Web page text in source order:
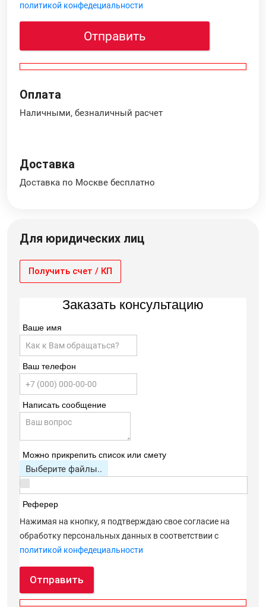
политикой конфедециальности
Отправить
Оплата
Наличными, безналичный расчет
Доставка
Доставка по Москве бесплатно
Для юридических лиц
Получить счет / КП
Заказать консультацию
Ваше имя
Ваш телефон
Написать сообщение
Можно прикрепить список или смету
Выберите файлы..
Реферер
Нажимая на кнопку, я подтверждаю свое согласие на
обработку персональных данных в соответствии с
политикой конфедециальности
Отправить